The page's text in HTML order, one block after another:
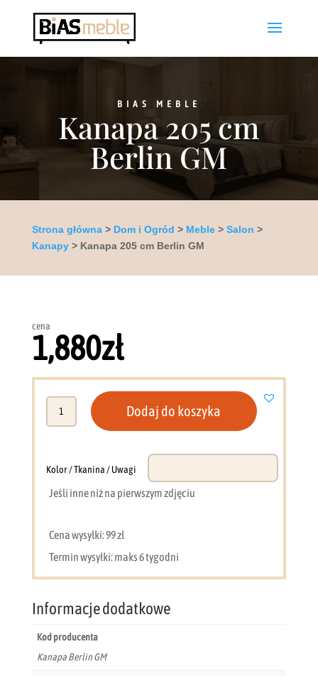
BIAS MEBLE
Kanapa 205 cm
Berlin GM
Strona główna> Dom i Ogród > Meble> Salon >
Kanapy> Kanapa 205 cm Berlin GM
cena
1,880zł
Berlin
Dodaj do koszyka
Kolor / Tkanina / Uwagi
Jeśli inne niż na pierwszym zdjęciu
Cena wysyłki: 99 zł
Termin wysyłki: maks 6 tygodni
Informacje dodatkowe
Kod producenta
Kanapa Berlin GM